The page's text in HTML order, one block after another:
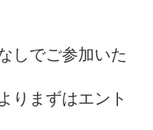
しでご参加いた
りまずはエント